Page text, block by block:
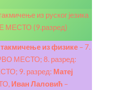
из руског језика
МЕСТО (9.разред)
из физике– 7.
МЕСТО; 8. разред:
9. разред: Матеј
Иван Лаловић–